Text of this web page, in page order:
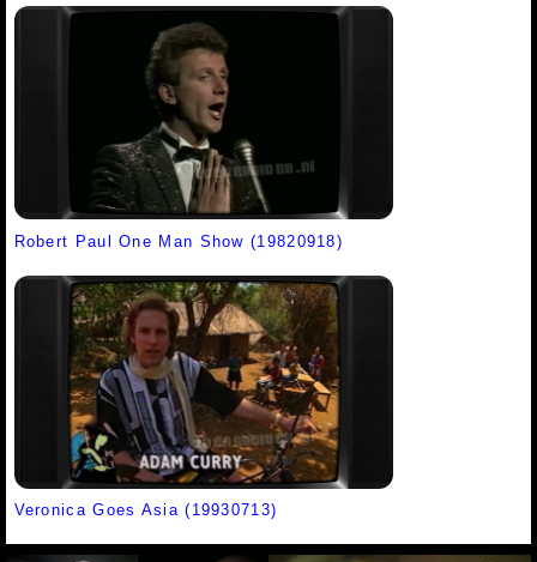
Robert Paul One Man Show (19820918)
Veronica Goes Asia (19930713)